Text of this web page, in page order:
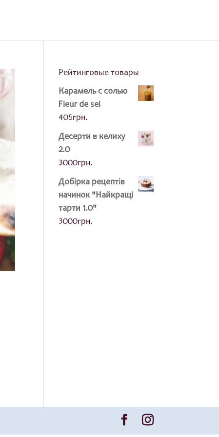
Рейтинговые товары
Карамель с солью
Fleur de sel
405грн.
Десерти в келиху
2.0
3000грн.
Добірка рецептів
начинок "Найкращі
тарти 1.0"
3000грн.